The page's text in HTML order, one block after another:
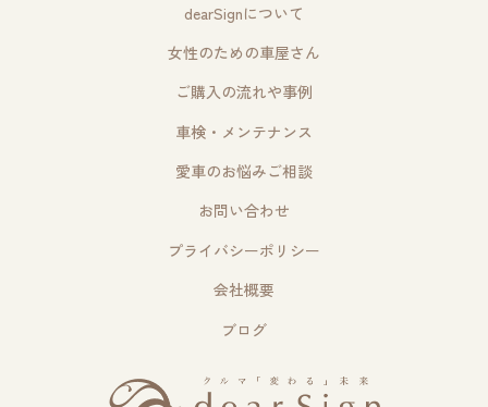
dearSignについて
女性のための車屋さん
ご購入の流れや事例
車検・メンテナンス
愛車のお悩みご相談
お問い合わせ
プライバシーポリシー
会社概要
ブログ